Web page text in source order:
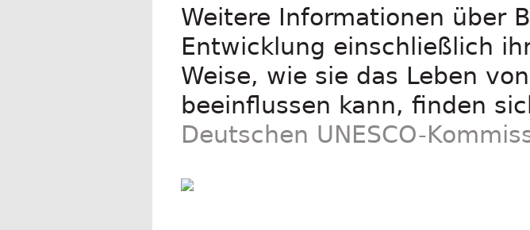
Weitere Informationen über
Entwicklung einschließlich
Weise, wie sie das Leben
beeinflussen kann, finden
Deutschen UNESCO-